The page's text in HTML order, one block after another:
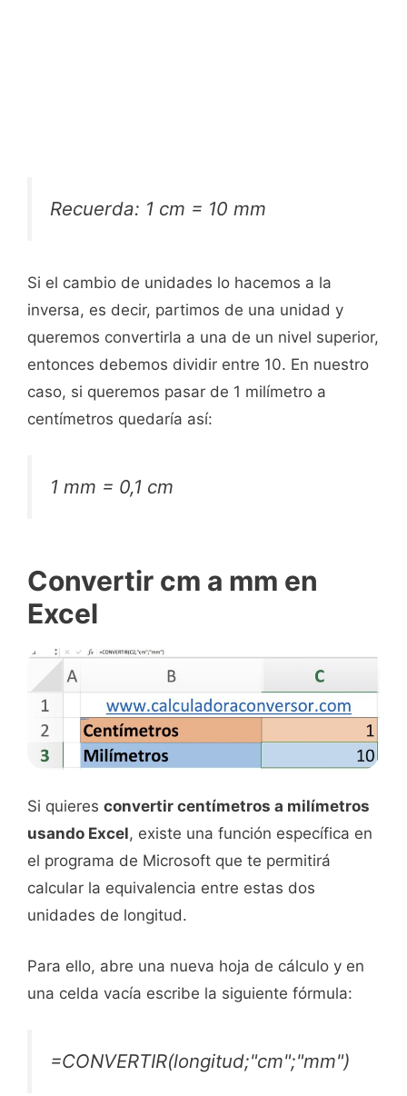
Recuerda: 1 cm = 10 mm
Si el cambio de unidades lo hacemos a la
inversa, es decir, partimos de una unidad y
queremos convertirla a una de un nivel superior,
entonces debemos dividir entre 10. En nuestro
caso, si queremos pasar de 1 milímetro a
centímetros quedaría así:
1 mm = 0,1 cm
Convertir cm a mm en
Excel
Si quieres convertir centímetros a milímetros
usando Excel, existe una función específica en
el programa de Microsoft que te permitirá
calcular la equivalencia entre estas dos
unidades de longitud.
Para ello, abre una nueva hoja de cálculo y en
una celda vacía escribe la siguiente fórmula:
=CONVERTIR(longitud;"cm";"mm")